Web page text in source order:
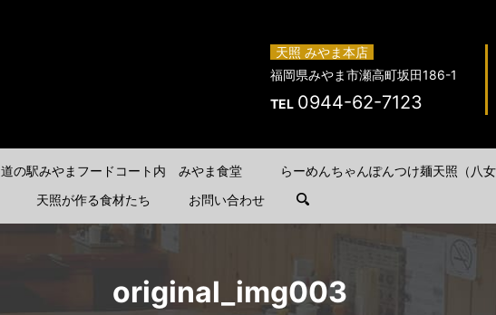
道の駅みやまフードコート内 みやま食堂
らーめんちゃんぽんつけ麺天照（八女
天照が作る食材たち お問い合わせ search
天照 みやま本店
福岡県みやま市瀬高町坂田186-1
TEL 0944-62-7123
original_img003